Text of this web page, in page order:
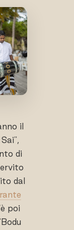
il
di
dal
poi